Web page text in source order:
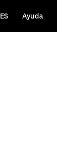
ES Ayuda